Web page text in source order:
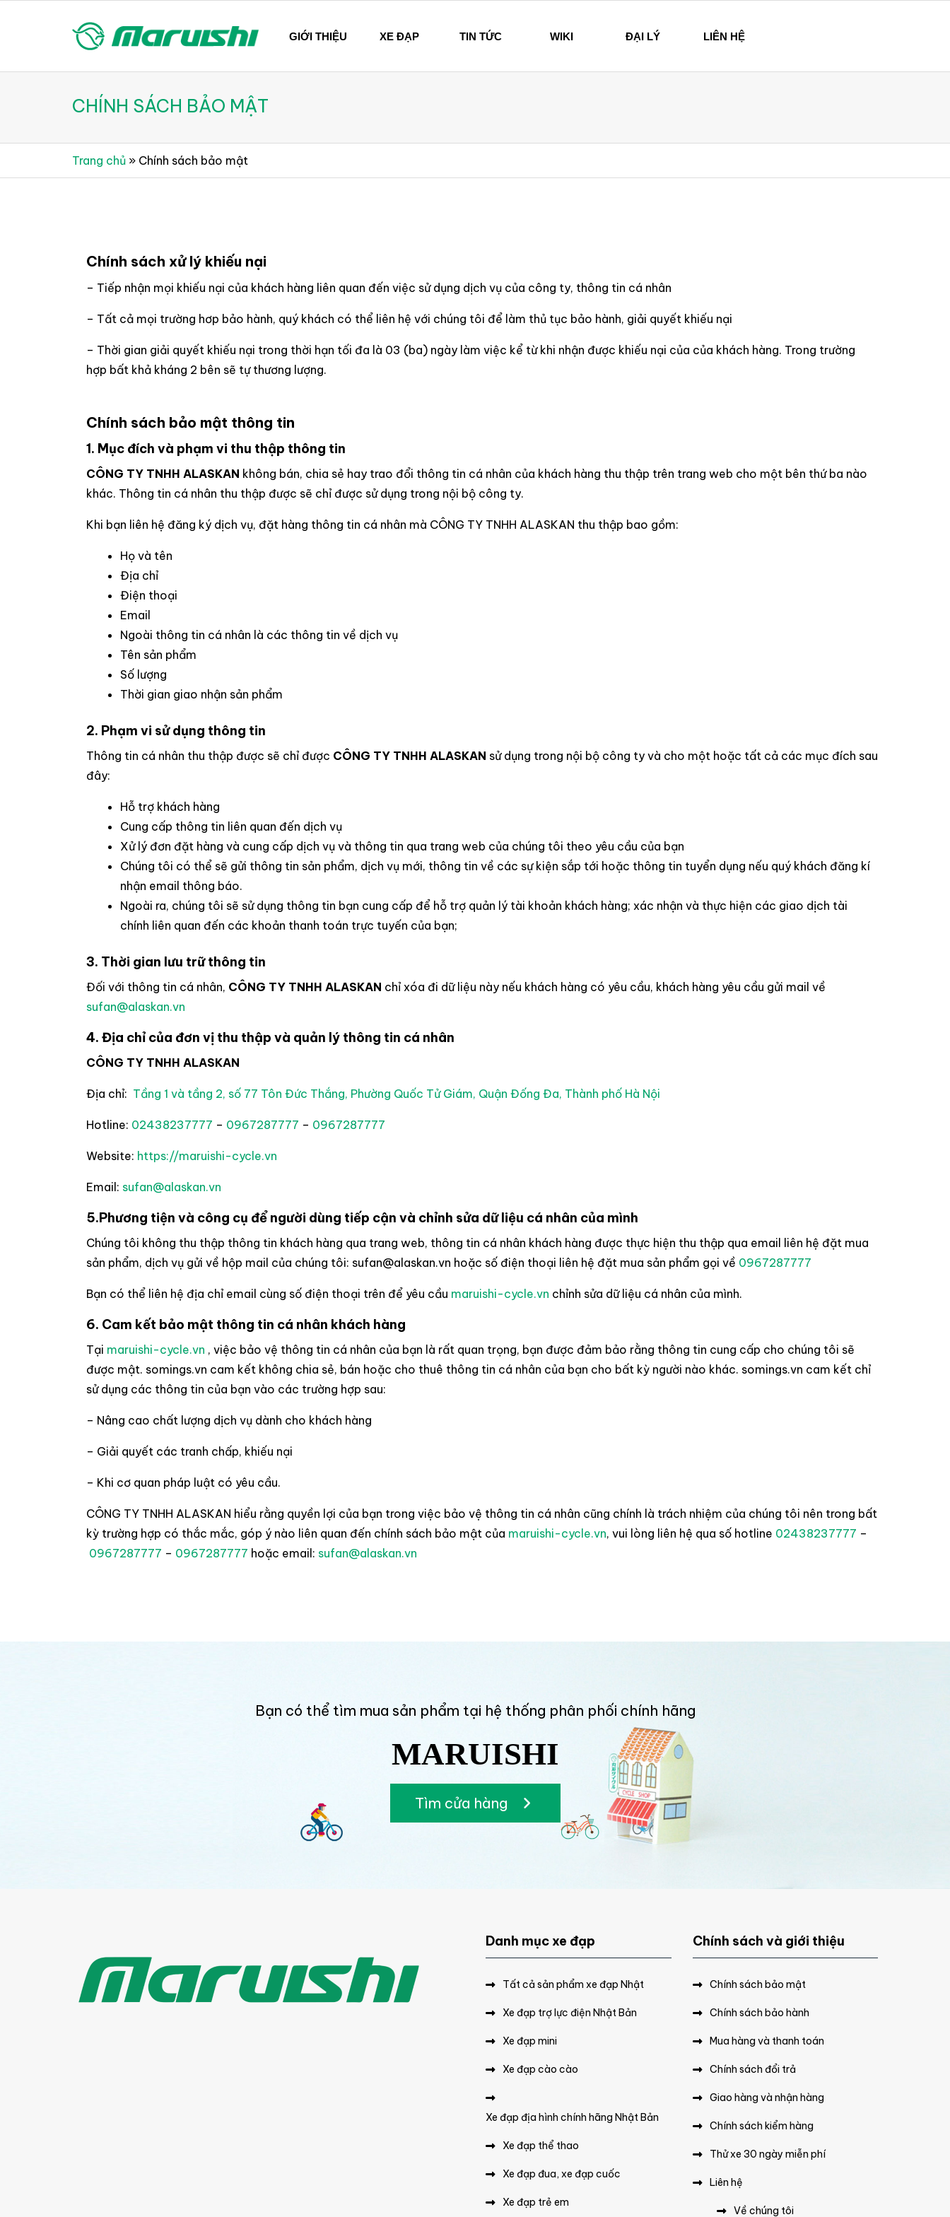
Xe đạp Nhật Bản Maruishi – Since 1894
GIỚI THIỆU XE ĐẠP TIN TỨC WIKI ĐẠI LÝ LIÊN HỆ
CHÍNH SÁCH BẢO MẬT
Trang chủ » Chính sách bảo mật
Chính sách xử lý khiếu nại
– Tiếp nhận mọi khiếu nại của khách hàng liên quan đến việc sử dụng dịch vụ của công ty, thông tin cá nhân
– Tất cả mọi trường hơp bảo hành, quý khách có thể liên hệ với chúng tôi để làm thủ tục bảo hành, giải quyết khiếu nại
– Thời gian giải quyết khiếu nại trong thời hạn tối đa là 03 (ba) ngày làm việc kể từ khi nhận được khiếu nại của của khách hàng. Trong trường
hợp bất khả kháng 2 bên sẽ tự thương lượng.
Chính sách bảo mật thông tin
1. Mục đích và phạm vi thu thập thông tin
CÔNG TY TNHH ALASKAN không bán, chia sẻ hay trao đổi thông tin cá nhân của khách hàng thu thập trên trang web cho một bên thứ ba nào
khác. Thông tin cá nhân thu thập được sẽ chỉ được sử dụng trong nội bộ công ty.
Khi bạn liên hệ đăng ký dịch vụ, đặt hàng thông tin cá nhân mà CÔNG TY TNHH ALASKAN thu thập bao gồm:
Họ và tên
Địa chỉ
Điện thoại
Email
Ngoài thông tin cá nhân là các thông tin về dịch vụ
Tên sản phẩm
Số lượng
Thời gian giao nhận sản phẩm
2. Phạm vi sử dụng thông tin
Thông tin cá nhân thu thập được sẽ chỉ được CÔNG TY TNHH ALASKAN sử dụng trong nội bộ công ty và cho một hoặc tất cả các mục đích sau
đây:
Hỗ trợ khách hàng
Cung cấp thông tin liên quan đến dịch vụ
Xử lý đơn đặt hàng và cung cấp dịch vụ và thông tin qua trang web của chúng tôi theo yêu cầu của bạn
Chúng tôi có thể sẽ gửi thông tin sản phẩm, dịch vụ mới, thông tin về các sự kiện sắp tới hoặc thông tin tuyển dụng nếu quý khách đăng kí
nhận email thông báo.
Ngoài ra, chúng tôi sẽ sử dụng thông tin bạn cung cấp để hỗ trợ quản lý tài khoản khách hàng; xác nhận và thực hiện các giao dịch tài
chính liên quan đến các khoản thanh toán trực tuyến của bạn;
3. Thời gian lưu trữ thông tin
Đối với thông tin cá nhân, CÔNG TY TNHH ALASKAN chỉ xóa đi dữ liệu này nếu khách hàng có yêu cầu, khách hàng yêu cầu gửi mail về
sufan@alaskan.vn
4. Địa chỉ của đơn vị thu thập và quản lý thông tin cá nhân
CÔNG TY TNHH ALASKAN
Địa chỉ: Tầng 1 và tầng 2, số 77 Tôn Đức Thắng, Phường Quốc Tử Giám, Quận Đống Đa, Thành phố Hà Nội
Hotline: 02438237777 – 0967287777 – 0967287777
Website: https://maruishi-cycle.vn
Email: sufan@alaskan.vn
5.Phương tiện và công cụ để người dùng tiếp cận và chỉnh sửa dữ liệu cá nhân của mình
Chúng tôi không thu thập thông tin khách hàng qua trang web, thông tin cá nhân khách hàng được thực hiện thu thập qua email liên hệ đặt mua
sản phẩm, dịch vụ gửi về hộp mail của chúng tôi: sufan@alaskan.vn hoặc số điện thoại liên hệ đặt mua sản phẩm gọi về 0967287777
Bạn có thể liên hệ địa chỉ email cùng số điện thoại trên để yêu cầu maruishi-cycle.vn chỉnh sửa dữ liệu cá nhân của mình.
6. Cam kết bảo mật thông tin cá nhân khách hàng
Tại maruishi-cycle.vn , việc bảo vệ thông tin cá nhân của bạn là rất quan trọng, bạn được đảm bảo rằng thông tin cung cấp cho chúng tôi sẽ
được mật. somings.vn cam kết không chia sẻ, bán hoặc cho thuê thông tin cá nhân của bạn cho bất kỳ người nào khác. somings.vn cam kết chỉ
sử dụng các thông tin của bạn vào các trường hợp sau:
– Nâng cao chất lượng dịch vụ dành cho khách hàng
– Giải quyết các tranh chấp, khiếu nại
– Khi cơ quan pháp luật có yêu cầu.
CÔNG TY TNHH ALASKAN hiểu rằng quyền lợi của bạn trong việc bảo vệ thông tin cá nhân cũng chính là trách nhiệm của chúng tôi nên trong bất
kỳ trường hợp có thắc mắc, góp ý nào liên quan đến chính sách bảo mật của maruishi-cycle.vn, vui lòng liên hệ qua số hotline 02438237777 –
0967287777 – 0967287777 hoặc email: sufan@alaskan.vn
Bạn có thể tìm mua sản phẩm tại hệ thống phân phối chính hãng
MARUISHI
Tìm cửa hàng
Danh mục xe đạp
Tất cả sản phẩm xe đạp Nhật
Xe đạp trợ lực điện Nhật Bản
Xe đạp mini
Xe đạp cào cào
Xe đạp địa hình chính hãng Nhật Bản
Xe đạp thể thao
Xe đạp đua, xe đạp cuốc
Xe đạp trẻ em
Chính sách và giới thiệu
Chính sách bảo mật
Chính sách bảo hành
Mua hàng và thanh toán
Chính sách đổi trả
Giao hàng và nhận hàng
Chính sách kiểm hàng
Thử xe 30 ngày miễn phí
Liên hệ
Về chúng tôi